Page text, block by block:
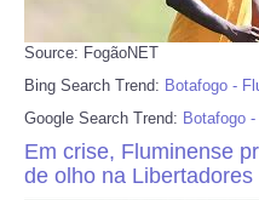
Source: FogãoNET
Bing Search Trend: Botafogo -
Google Search Trend: Botafogo
Em crise, Fluminense
de olho na Libertadores